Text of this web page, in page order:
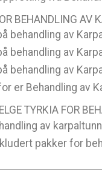
BEHANDLING AV
behandling av
behandling av
behandling av
er Behandling av
TYRKIA FOR
av
pakker for